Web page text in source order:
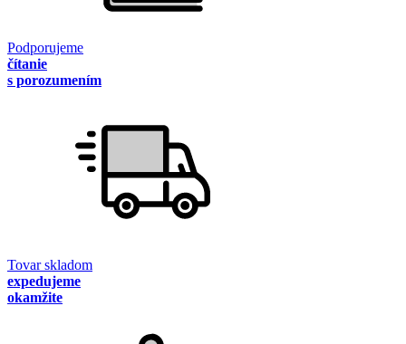
Podporujeme
čítanie
s porozumením
Tovar skladom
expedujeme
okamžite